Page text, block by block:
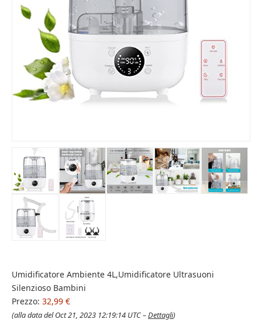
Umidificatore Ambiente 4L,Umidificatore Ultrasuoni
Silenzioso Bambini
Prezzo: 32,99 €
(alla data del Oct 21, 2023 12:19:14 UTC –Dettagli)